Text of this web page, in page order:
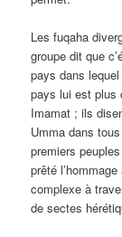
Les fuqaha
groupe dit que
pays dans
pays lui est plus
Imamat ; ils
Umma dans
premiers
prêté
complexe à
de sectes